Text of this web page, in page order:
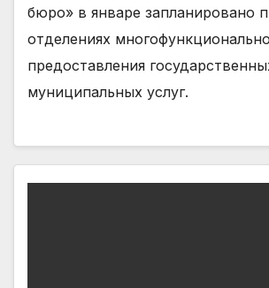
бюро» в январе запланировано
отделениях
предоставления
муниципальных услуг.